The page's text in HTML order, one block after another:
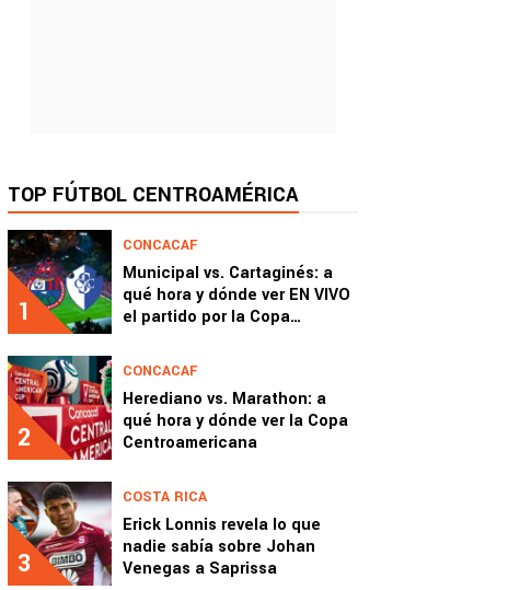
TOP FÚTBOL CENTROAMÉRICA
1
CONCACAF
Municipal vs. Cartaginés: a
qué hora y dónde ver EN VIVO
el partido por la Copa
2
CONCACAF
Herediano vs. Marathon: a
qué hora y dónde ver la Copa
Centroamericana
3
COSTA RICA
Erick Lonnis revela lo que
nadie sabía sobre Johan
Venegas a Saprissa